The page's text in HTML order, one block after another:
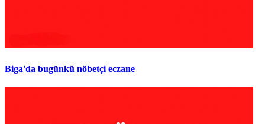
Biga'da bugünkü nöbetçi eczane